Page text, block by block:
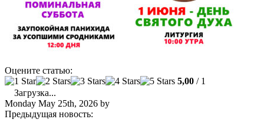
Оцените статью:
5,00 / 1
Загрузка...
Monday May 25th, 2026 by
Предыдущая новость: